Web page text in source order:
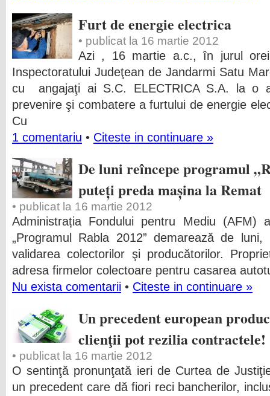
Furt de energie electrica
• publicat la 16 martie 2012
Azi , 16 martie a.c., în jurul
Inspectoratului Judeţean de Jandarmi Satu
cu angajaţi ai S.C. ELECTRICA S.A. la o
prevenire şi combatere a furtului de energie
Cu
1 comentariu • Citeste in continuare »
De luni reîncepe programul
puteți preda mașina la Remat
• publicat la 16 martie 2012
Administrația Fondului pentru Mediu (AFM)
„Programul Rabla 2012” demarează de
validarea colectorilor şi producătorilor.
adresa firmelor colectoare pentru casarea
Nu exista comentarii • Citeste in continuare »
Un precedent european
clienţii pot rezilia contractele!
• publicat la 16 martie 2012
O sentinţă pronunţată ieri de Curtea de
un precedent care dă fiori reci bancherilor,